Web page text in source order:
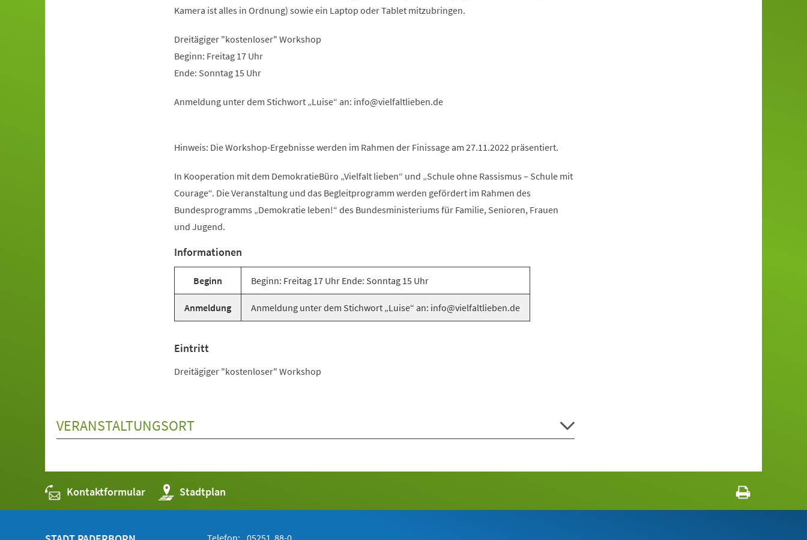
Kamera ist alles in Ordnung) sowie ein Laptop oder Tablet mitzubringen.
Dreitägiger "kostenloser" Workshop
Beginn: Freitag 17 Uhr
Ende: Sonntag 15 Uhr
Anmeldung unter dem Stichwort „Luise“ an: info vielfaltlieben de
Hinweis: Die Workshop-Ergebnisse werden im Rahmen der Finissage am 27.11.2022 präsentiert.
In Kooperation mit dem DemokratieBüro „Vielfalt lieben“ und „Schule ohne Rassismus – Schule mit
Courage“. Die Veranstaltung und das Begleitprogramm werden gefördert im Rahmen des
Bundesprogramms „Demokratie leben!“ des Bundesministeriums für Familie, Senioren, Frauen
und Jugend.
Informationen
Beginn Beginn: Freitag 17 Uhr Ende: Sonntag 15 Uhr
Anmeldung Anmeldung unter dem Stichwort „Luise“ an: info@vielfaltlieben.de
Eintritt
Dreitägiger "kostenloser" Workshop
VERANSTALTUNGSORT
Kontaktformular Stadtplan
(Öffnet
in
einem
Telefon: 05251 88-0